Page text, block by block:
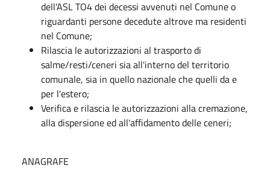
dell'ASL TO4 dei decessi avvenuti nel Comune o
riguardanti persone decedute altrove ma residenti
nel Comune;
Rilascia le autorizzazioni al trasporto di
salme/resti/ceneri sia all'interno del territorio
comunale, sia in quello nazionale che quelli da e
per l'estero;
Verifica e rilascia le autorizzazioni alla cremazione,
alla dispersione ed all'affidamento delle ceneri;
ANAGRAFE